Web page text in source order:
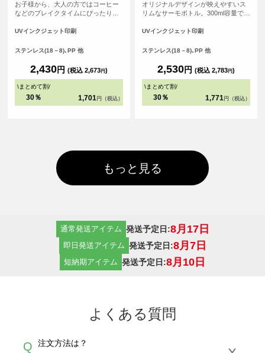
お子様から、大人の方ではコーヒー
などのブレイクタイムにぴったりな
工で保温保冷機能を高め、ステンレ
に。見た目以上にスタイリッシュで
UVインクジェット印刷
ステンレス(18－8)､PP 他
2,430円 (税込 2,673円)
\まとめて割/
30％ 1,701 円（税込）
オリジナルデザインが映えやすいス
リムなサーモボトル。300ml容量で日
などにもおすすめなアイテムです。
オリジナルグッズがご制作いただけ
UVインクジェット印刷
ステンレス(18－8)､PP 他
2,530円 (税込 2,783円)
\まとめて割/
30％ 1,771 円（税込）
もっと見る
通常発送アイテム 発送予定日:8月17日
即日発送アイテム 発送予定日:8月7日
短納期アイテム 発送予定日:8月10日
よくある質問
Q 注文方法は？